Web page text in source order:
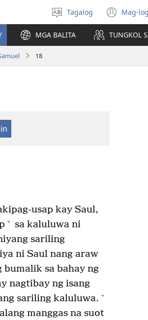
Pumili
ng
wika
Tagalog Mag-(may
na
MGA BALITA TUNGKOL
18
usap kay Saul,
+ sa kaluluwa ni
sariling
ni Saul nang araw
sa bahay ng
nagtibay ng isang
sariling kaluluwa. +
manggas na suot